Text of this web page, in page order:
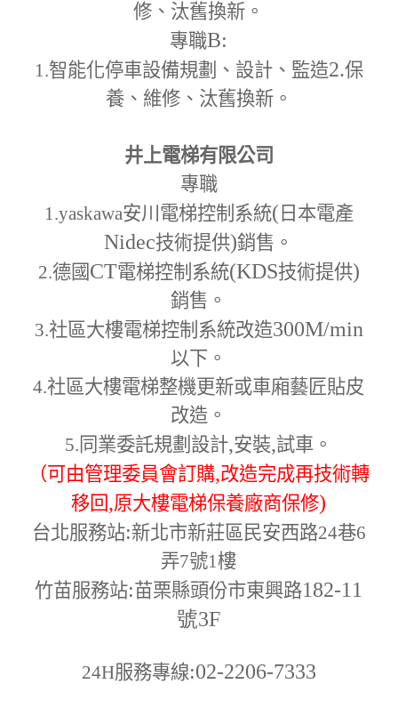
修、汰舊換新。
專職B:
1.智能化停車設備規劃、設計、監造2.保
養、維修、汰舊換新。
井上電梯有限公司
專職
1.yaskawa安川電梯控制系統( 日本電產
Nidec技術提供)銷售。
2.德國 CT電梯控制系統(KDS技術提供)
銷售。
3.社區大樓電梯控制系統改造300M/min
以下。
4.社區大樓電梯整機更新或車廂藝匠貼皮
改造。
5. 同業委託規劃設計,安裝,試車。
（可由管理委員會訂購,改造完成再技術轉
移回,原大樓電梯保養廠商保修)
台北服務站:新北市新莊區民安西路24巷6
弄7號1樓
竹苗服務站:苗栗縣頭份市東興路182-11
號3F
24H服務專線:02-2206-7333